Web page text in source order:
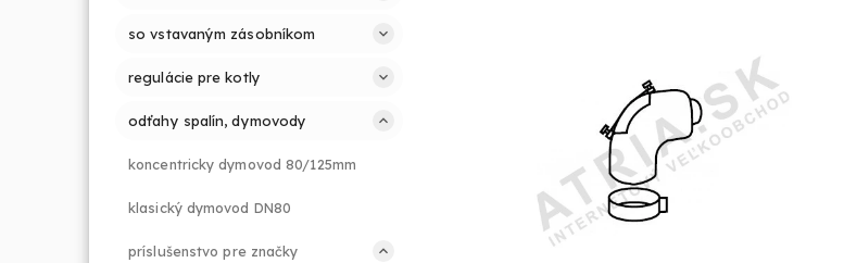
so vstavaným zásobníkom
regulácie pre kotly
odťahy spalín, dymovody
koncentricky dymovod 80/125mm
klasický dymovod DN80
príslušenstvo pre značky